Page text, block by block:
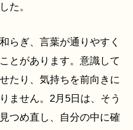
た。
らぎ、言葉が通りやすく
とがあります。意識して
たり、気持ちを前向きに
ません。2月5日は、そう
つめ直し、自分の中に確